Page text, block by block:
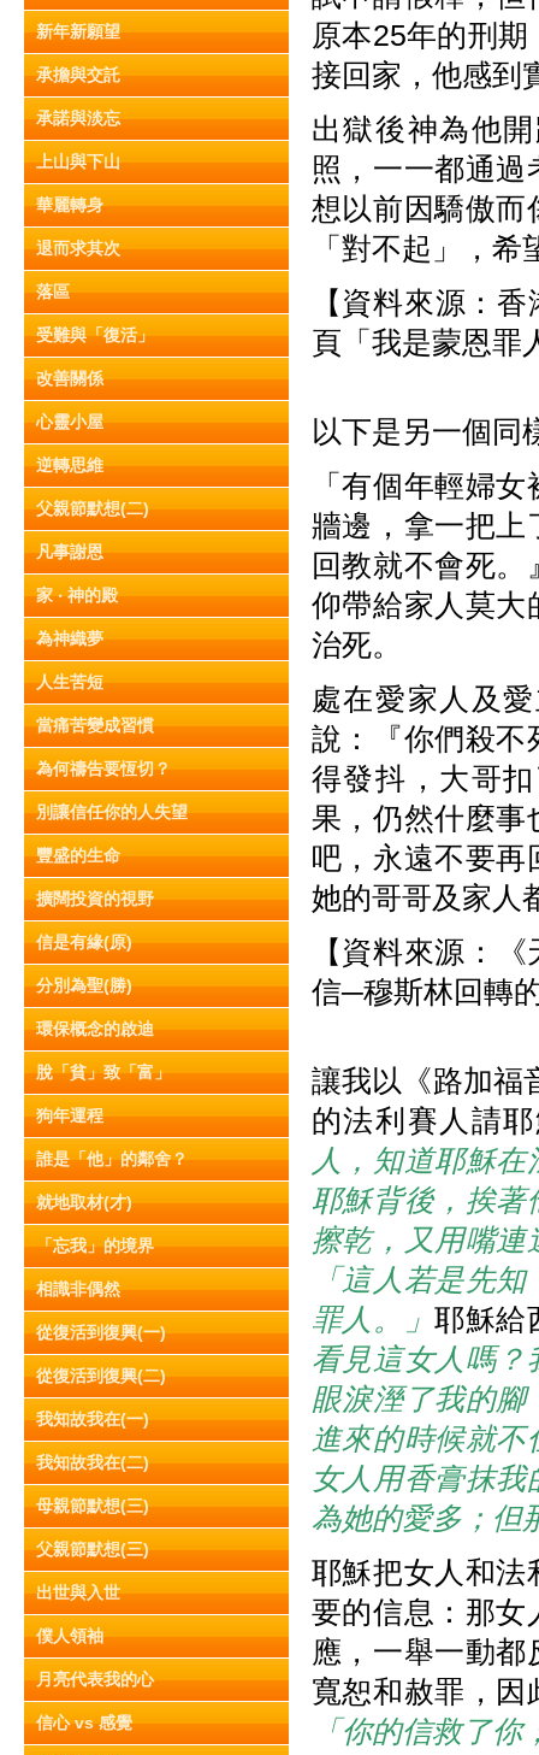
新年新願望
承擔與交託
承諾與淡忘
上山與下山
華麗轉身
退而求其次
落區
受難與「復活」
改善關係
心靈小屋
逆轉思維
父親節默想(二)
凡事謝恩
家 ‧ 神的殿
為神織夢
人生苦短
當痛苦變成習慣
為何禱告要恆切？
別讓信任你的人失望
豐盛的生命
擴闊投資的視野
信是有緣(原)
分別為聖(勝)
環保概念的啟迪
脫「貧」致「富」
狗年運程
誰是「他」的鄰舍？
就地取材(才)
「忘我」的境界
相識非偶然
從復活到復興(一)
從復活到復興(二)
我知故我在(一)
我知故我在(二)
母親節默想(三)
父親節默想(三)
出世與入世
僕人領袖
月亮代表我的心
信心 vs 感覺
原本25年的刑
接回家，他感到
出獄後神為他
照，一一都通
想以前因驕傲而
「對不起」，
【資料來源：
頁「我是蒙恩罪
以下是另一個
「有個年輕婦
牆邊，拿一把上
回教就不會死
仰帶給家人莫大
治死。
處在愛家人及
說：『你們殺不
得發抖，大哥
果，仍然什麼事
吧，永遠不要再
她的哥哥及家人
【資料來源：
信─穆斯林回轉
讓我以《路加福
的法利賽人請
人，知道耶穌
耶穌背後，挨著
擦乾，又用嘴
「這人若是先
罪人。」耶穌給
看見這女人嗎？
眼淚溼了我的
進來的時候就
女人用香膏抹
為她的愛多；但
耶穌把女人和法
要的信息：那女
應，一舉一動
寬恕和赦罪，因
「你的信救了